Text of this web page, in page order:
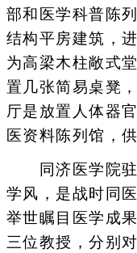
部和医学科普陈
结构平房建筑，
为高梁木柱敞式
置几张简易桌凳
厅是放置人体器
医资料陈列馆，
同济医学院驻
学风，是战时同
举世瞩目医学成
三位教授，分别